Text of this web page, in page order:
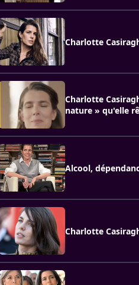
Charlotte
Charlotte
nature » qu'elle
Alcool,
Charlotte